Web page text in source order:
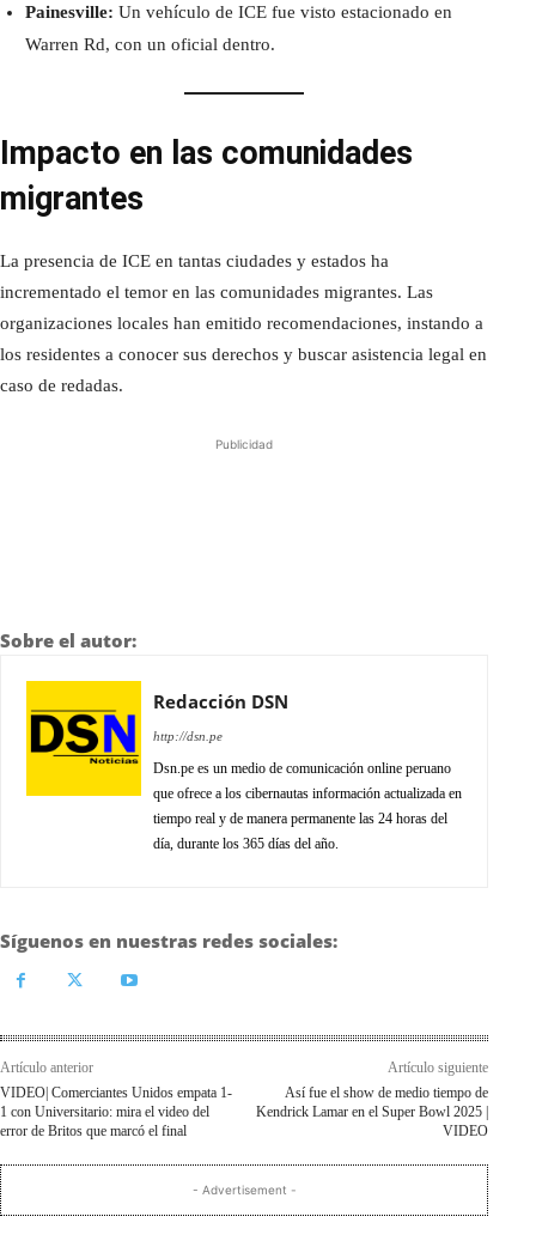
Painesville: Un vehículo de ICE fue visto estacionado en
Warren Rd, con un oficial dentro.
Impacto en las comunidades
migrantes
La presencia de ICE en tantas ciudades y estados ha
incrementado el temor en las comunidades migrantes. Las
organizaciones locales han emitido recomendaciones, instando a
los residentes a conocer sus derechos y buscar asistencia legal en
caso de redadas.
Publicidad
Sobre el autor:
Redacción DSN
http://dsn.pe
Dsn.pe es un medio de comunicación online peruano
que ofrece a los cibernautas información actualizada en
tiempo real y de manera permanente las 24 horas del
día, durante los 365 días del año.
Síguenos en nuestras redes sociales:
Artículo anterior
VIDEO| Comerciantes Unidos empata 1-
1 con Universitario: mira el video del
error de Britos que marcó el final
Artículo siguiente
Así fue el show de medio tiempo de
Kendrick Lamar en el Super Bowl 2025 |
VIDEO
- Advertisement -